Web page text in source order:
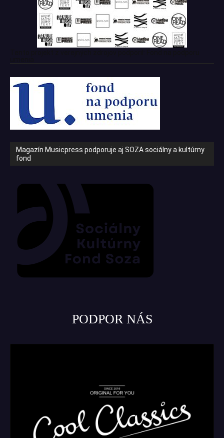
Magazín Musicpress podporuje aj SOZA sociálny a kultúrny
fond
PODPOR NÁS